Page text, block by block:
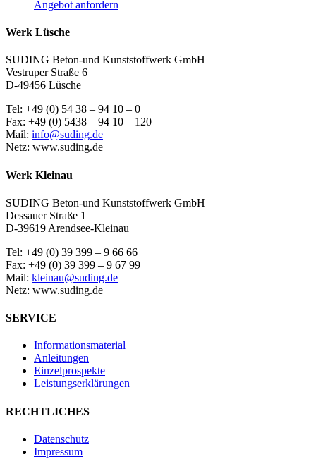
Angebot anfordern
Werk Lüsche
SUDING Beton-und Kunststoffwerk GmbH
Vestruper Straße 6
D-49456 Lüsche
Tel: +49 (0) 54 38 – 94 10 – 0
Fax: +49 (0) 5438 – 94 10 – 120
Mail: info@suding.de
Netz: www.suding.de
Werk Kleinau
SUDING Beton-und Kunststoffwerk GmbH
Dessauer Straße 1
D-39619 Arendsee-Kleinau
Tel: +49 (0) 39 399 – 9 66 66
Fax: +49 (0) 39 399 – 9 67 99
Mail: kleinau@suding.de
Netz: www.suding.de
SERVICE
Informationsmaterial
Anleitungen
Einzelprospekte
Leistungserklärungen
RECHTLICHES
Datenschutz
Impressum